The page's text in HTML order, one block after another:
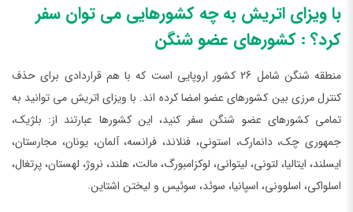
با ویزای اتریش به چه کشورهایی می توان سفر
کرد؟ : کشورهای عضو شنگن
منطقه شنگن شامل 26 کشور اروپایی است که با هم قراردادی برای حذف
کنترل مرزی بین کشورهای عضو امضا کرده اند. با ویزای اتریش می توانید به
تمامی کشورهای عضو شنگن سفر کنید، این کشورها عبارتند از: بلژیک،
جمهوری چک، دانمارک، استونی، فنلاند، فرانسه، آلمان، یونان، مجارستان،
ایسلند، ایتالیا، لتونی، لیتوانی، لوکزامبورگ، مالت، هلند، نروژ، لهستان، پرتغال،
اسلواکی، اسلوونی، اسپانیا، سوئد، سوئیس و لیختن اشتاین.